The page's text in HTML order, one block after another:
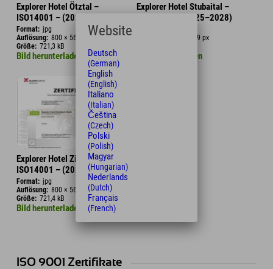
Explorer Hotel Ötztal –
ISO14001 – (2025–2028)
Format: jpg
Auflösung: 800 × 569 px
Größe: 721,3 kB
Bild herunterladen
Explorer Hotel Stubaital –
ISO14001 – (2025–2028)
800 × 569 px
Bild herunterladen
Explorer Hotel Zillertal –
ISO14001 – (2025–2028)
Format: jpg
Auflösung: 800 × 569 px
Größe: 721,4 kB
Bild herunterladen
ISO 9001 Zertifikate
Website
Deutsch
(German)
English
(English)
Italiano
(Italian)
Čeština
(Czech)
Polski
(Polish)
Magyar
(Hungarian)
Nederlands
(Dutch)
Français
(French)